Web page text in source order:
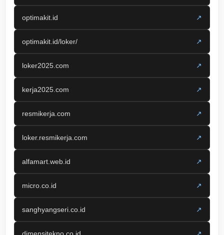
optimakit.id ↗
optimakit.id/loker/ ↗
loker2025.com ↗
kerja2025.com ↗
resmikerja.com ↗
loker.resmikerja.com ↗
alfamart.web.id ↗
micro.co.id ↗
sanghyangseri.co.id ↗